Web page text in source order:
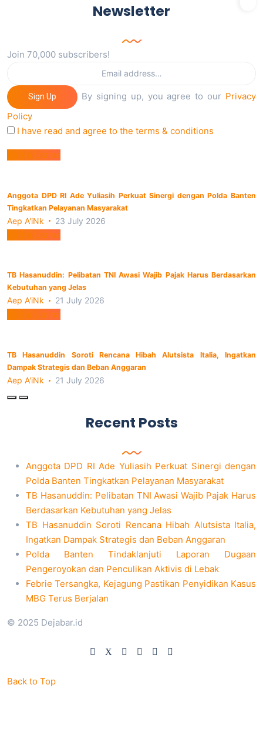
Newsletter
Join 70,000 subscribers!
Sign Up By signing up, you agree to our Privacy
Policy
I have read and agree to the terms & conditions
Berita Utama
Anggota DPD RI Ade Yuliasih Perkuat Sinergi dengan Polda Banten
Tingkatkan Pelayanan Masyarakat
Aep A'iNk 23 July 2026
Berita Utama
TB Hasanuddin: Pelibatan TNI Awasi Wajib Pajak Harus Berdasarkan
Kebutuhan yang Jelas
Aep A'iNk 21 July 2026
Berita Utama
TB Hasanuddin Soroti Rencana Hibah Alutsista Italia, Ingatkan
Dampak Strategis dan Beban Anggaran
Aep A'iNk 21 July 2026
Recent Posts
Anggota DPD RI Ade Yuliasih Perkuat Sinergi dengan
Polda Banten Tingkatkan Pelayanan Masyarakat
TB Hasanuddin: Pelibatan TNI Awasi Wajib Pajak Harus
Berdasarkan Kebutuhan yang Jelas
TB Hasanuddin Soroti Rencana Hibah Alutsista Italia,
Ingatkan Dampak Strategis dan Beban Anggaran
Polda Banten Tindaklanjuti Laporan Dugaan
Pengeroyokan dan Penculikan Aktivis di Lebak
Febrie Tersangka, Kejagung Pastikan Penyidikan Kasus
MBG Terus Berjalan
© 2025 Dejabar.id
Back to Top